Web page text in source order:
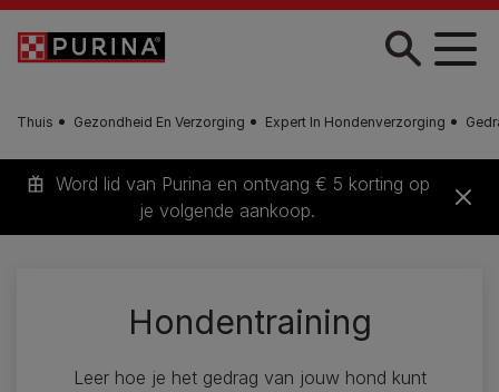
Skip to main content
Thuis Gezondheid En Verzorging Expert In Hondenverzorging
Word lid van Purina en ontvang € 5 korting op
je volgende aankoop.
Hondentraining
Leer hoe je het gedrag van jouw hond kunt